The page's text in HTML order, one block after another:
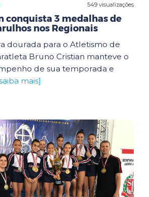
549 visualizações
conquista 3 medalhas de
nos Regionais
dourada para o Atletismo de
Bruno Cristian manteve o
de sua temporada e
mais]